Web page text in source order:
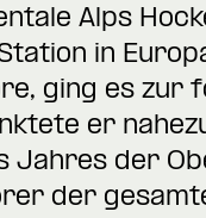
Alps
in
ging es zur
er
Jahres der
der